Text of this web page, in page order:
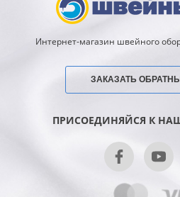
Интернет-магазин швейного
ЗАКАЗАТЬ
ПРИСОЕДИНЯЙСЯ К